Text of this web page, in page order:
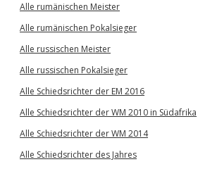
Alle rumänischen Meister
Alle rumänischen Pokalsieger
Alle russischen Meister
Alle russischen Pokalsieger
Alle Schiedsrichter der EM 2016
Alle Schiedsrichter der WM 2010 in Südafrika
Alle Schiedsrichter der WM 2014
Alle Schiedsrichter des Jahres